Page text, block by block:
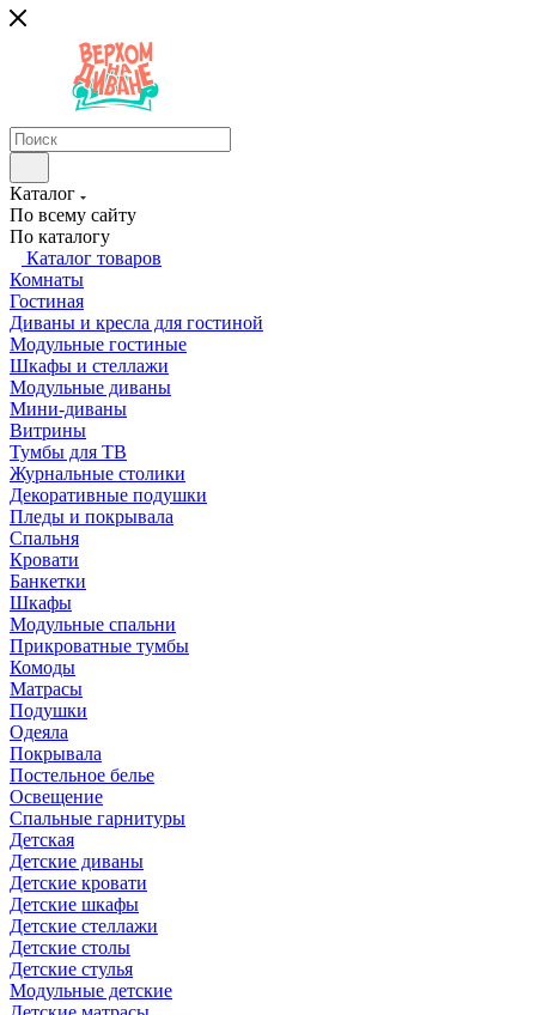
Каталог
По всему сайту
По каталогу
Каталог товаров
Комнаты
Гостиная
Диваны и кресла для гостиной
Модульные гостиные
Шкафы и стеллажи
Модульные диваны
Мини-диваны
Витрины
Тумбы для ТВ
Журнальные столики
Декоративные подушки
Пледы и покрывала
Спальня
Кровати
Банкетки
Шкафы
Модульные спальни
Прикроватные тумбы
Комоды
Матрасы
Подушки
Одеяла
Покрывала
Постельное белье
Освещение
Спальные гарнитуры
Детская
Детские диваны
Детские кровати
Детские шкафы
Детские стеллажи
Детские столы
Детские стулья
Модульные детские